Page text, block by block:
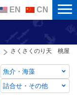
EN CN
さくさくのり天 桃屋
魚介・海藻
詰合せ・その他